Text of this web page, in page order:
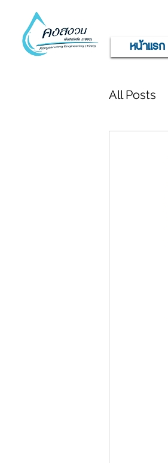
หน้าแรก
All Posts